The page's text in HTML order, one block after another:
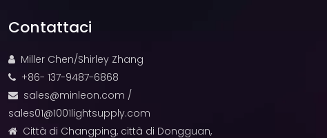
Contattaci
 Miller Chen/Shirley Zhang
 +86- 137-9487-6868
 sales@minleon.com /
sales01@1001lightsupply.com
 Città di Changping, città di Dongguan,